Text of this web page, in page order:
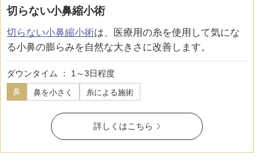
切らない小鼻縮小術
切らない小鼻縮小術は、医療用の糸を使用して気にな
る小鼻の膨らみを自然な大きさに改善します。
ダウンタイム ： 1～3日程度
鼻 鼻を小さく 糸による施術
詳しくはこちら